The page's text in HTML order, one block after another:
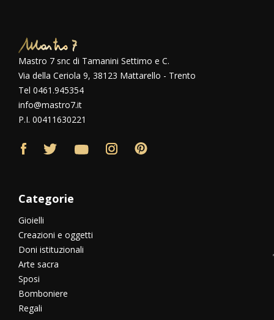
Mastro 7 snc di Tamanini Settimo e C.
Via della Ceriola 9, 38123 Mattarello - Trento
Tel 0461.945354
info@mastro7.it
P.I. 00411630221
Categorie
Gioielli
Creazioni e oggetti
Doni istituzionali
Arte sacra
Sposi
Bomboniere
Regali